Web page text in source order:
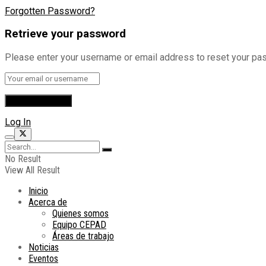
Forgotten Password?
Retrieve your password
Please enter your username or email address to reset your
Log In
No Result
View All Result
Inicio
Acerca de
Quienes somos
Equipo CEPAD
Áreas de trabajo
Noticias
Eventos